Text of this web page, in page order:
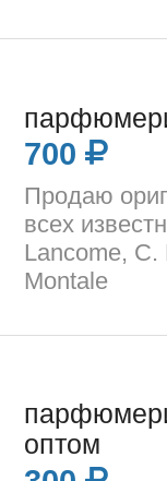
700
Продаю
всех
Lancome, C.
Montale
оптом